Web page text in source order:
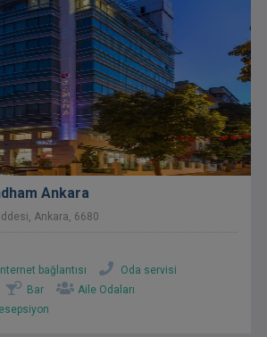
Ankara
Ankara, 6680
bağlantısı
Oda servisi
Bar
Aile Odaları